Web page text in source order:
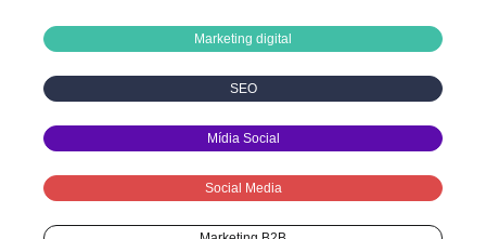
Marketing digital
SEO
Mídia Social
Social Media